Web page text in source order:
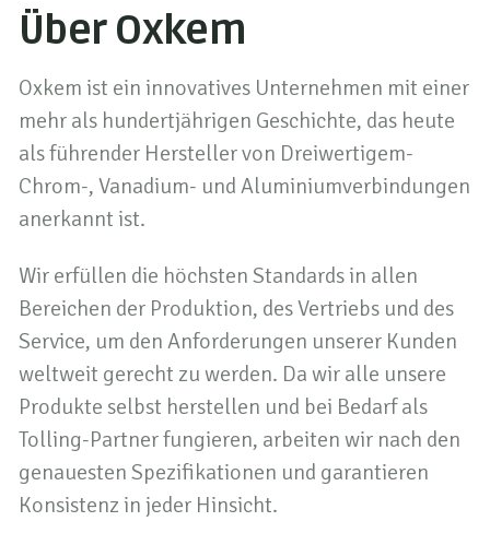
Über Oxkem
Oxkem ist ein innovatives Unternehmen mit einer
mehr als hundertjährigen Geschichte, das heute
als führender Hersteller von Dreiwertigem-
Chrom-, Vanadium- und Aluminiumverbindungen
anerkannt ist.
Wir erfüllen die höchsten Standards in allen
Bereichen der Produktion, des Vertriebs und des
Service, um den Anforderungen unserer Kunden
weltweit gerecht zu werden. Da wir alle unsere
Produkte selbst herstellen und bei Bedarf als
Tolling-Partner fungieren, arbeiten wir nach den
genauesten Spezifikationen und garantieren
Konsistenz in jeder Hinsicht.